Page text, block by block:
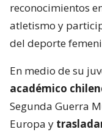
reconocimientos
atletismo y
del deporte
En medio de su
académico
Segunda Guerra
Europa y